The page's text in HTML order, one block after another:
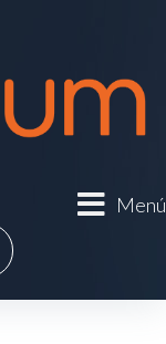
Menú